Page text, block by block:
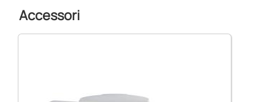
Accessori